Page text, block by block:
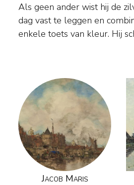
Als geen ander wist hij de
dag vast te leggen en
enkele toets van kleur. Hij
direct naar de natuur.
verkocht tot in Schotland en
Jacob Maris